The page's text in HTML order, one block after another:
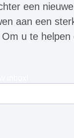
een
aan een
u te